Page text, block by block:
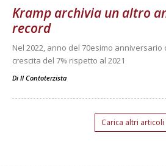
Kramp archivia un altro
record
Nel 2022, anno del 70esimo
crescita del 7% rispetto al 2021
Di Il Contoterzista
Carica altri articoli